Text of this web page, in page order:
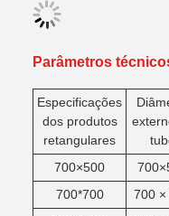
Parâmetros
Especificações
dos produtos
retangulares
700×500
700*700
700 ×